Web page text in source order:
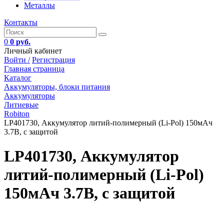
Металлы
Контакты
0 0 руб.
Личный кабинет
Войти / Регистрация
Главная страница
Каталог
Аккумуляторы, блоки питания
Аккумуляторы
Литиевые
Robiton
LP401730, Аккумулятор литий-полимерный (Li-Pol) 150мАч
3.7В, с защитой
LP401730, Аккумулятор
литий-полимерный (Li-Pol)
150мАч 3.7В, с защитой